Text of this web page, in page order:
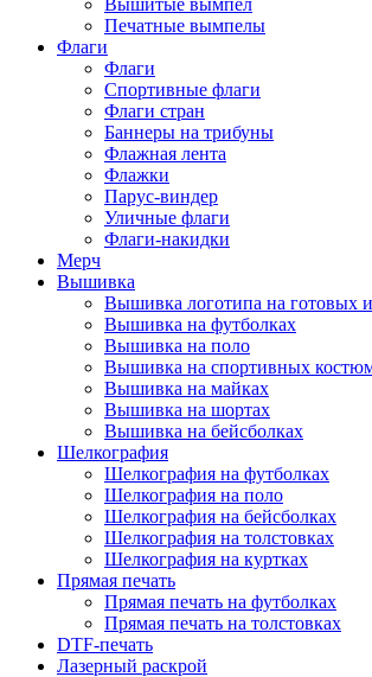
Вышитые вымпел
Печатные вымпелы
Флаги
Флаги
Спортивные флаги
Флаги стран
Баннеры на трибуны
Флажная лента
Флажки
Парус-виндер
Уличные флаги
Флаги-накидки
Мерч
Вышивка
Вышивка логотипа на готовых
Вышивка на футболках
Вышивка на поло
Вышивка на спортивных
Вышивка на майках
Вышивка на шортах
Вышивка на бейсболках
Шелкография
Шелкография на футболках
Шелкография на поло
Шелкография на бейсболках
Шелкография на толстовках
Шелкография на куртках
Прямая печать
Прямая печать на футболках
Прямая печать на толстовках
DTF-печать
Лазерный раскрой